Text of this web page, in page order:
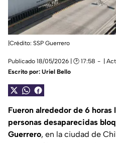
|Crédito: SSP Guerrero
Publicado 18/05/2026 | 🕑 17:58 |
Escrito por: Uriel Bello
Fueron alrededor de 6 horas
personas desaparecidas
Guerrero, en la ciudad de